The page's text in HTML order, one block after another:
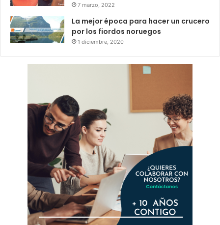
7 marzo, 2022
La mejor época para hacer un crucero
por los fiordos noruegos
1 diciembre, 2020